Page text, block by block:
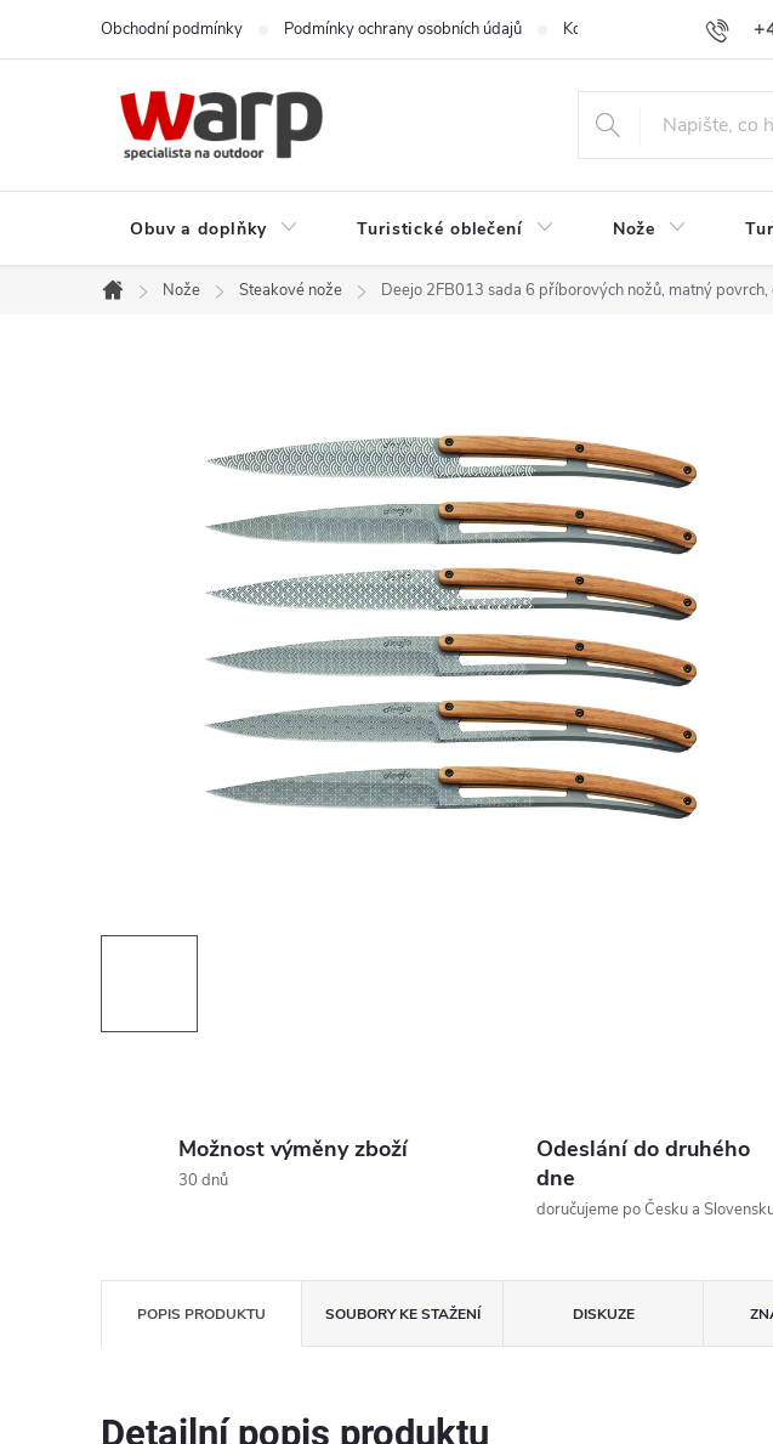
Obchodní podmínky Podmínky ochrany osobních údajů Kontakty Doprava a
Obuv a doplňky Turistické oblečení Nože
Domů
Nože Steakové nože Deejo 2FB013 sada 6 příborových nožů, matný
Možnost výměny zboží
30 dnů
Odeslání do druhého
dne
doručujeme po Česku a
POPIS PRODUKTU SOUBORY KE STAŽENÍ DISKUZE
Detailní popis produktu